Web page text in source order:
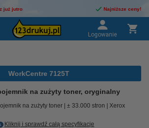
już jutro Najniższe ceny!
Logowanie
WorkCentre 7125T
na zużyty toner, oryginalny
na zużyty toner ± 33.000 stron Xerox
Kliknij i sprawdź całą specyfikacje